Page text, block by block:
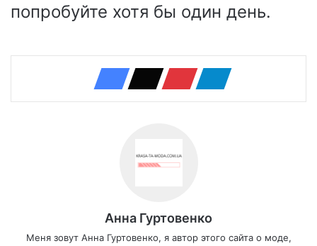
попробуйте хотя бы один день.
Анна Гуртовенко
Меня зовут Анна Гуртовенко, я автор этого сайта о моде,